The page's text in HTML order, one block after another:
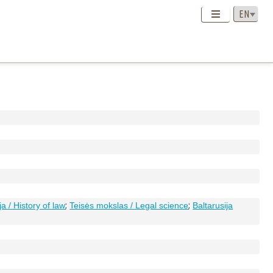
/ History of law;Teisės mokslas / Legal science; Baltarusija